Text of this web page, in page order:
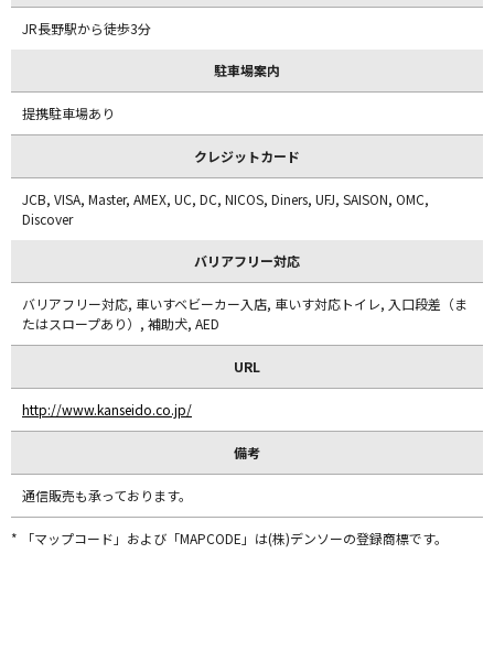
JR長野駅から徒歩3分
駐車場案内
提携駐車場あり
クレジットカード
JCB, VISA, Master, AMEX, UC, DC, NICOS, Diners, UFJ, SAISON, OMC,
Discover
バリアフリー対応
バリアフリー対応, 車いすベビーカー入店, 車いす対応トイレ, 入口段差（ま
たはスロープあり）, 補助犬, AED
URL
http://www.kanseido.co.jp/
備考
通信販売も承っております。
* 「マップコード」および「MAPCODE」は(株)デンソーの登録商標です。